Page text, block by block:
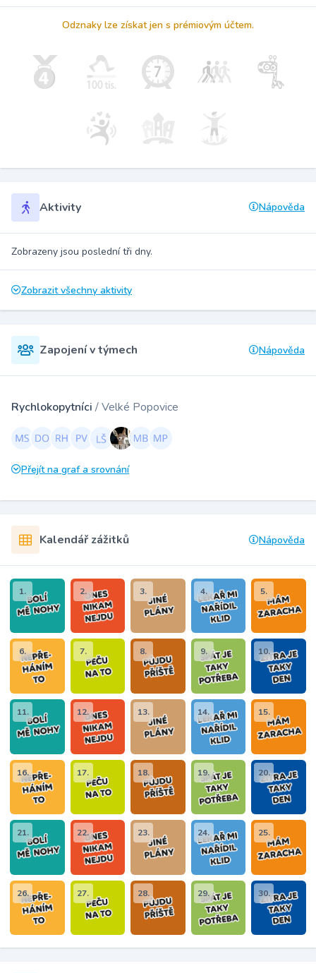
Odznaky lze získat jen s prémiovým účtem.
Aktivity Nápověda
Zobrazeny jsou poslední tři dny.
Zobrazit všechny aktivity
Zapojení v týmech Nápověda
Rychlokopytníci / Velké Popovice
Přejít na graf a srovnání
Kalendář zážitků Nápověda
1. 2. 3. 4. 5.
6. 7. 8. 9. 10.
11. 12. 13. 14. 15.
16. 17. 18. 19. 20.
21. 22. 23. 24. 25.
26. 27. 28. 29. 30.